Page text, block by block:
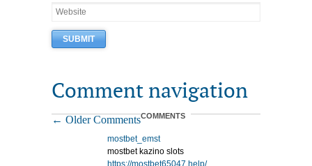
Comment navigation
← Older CommentsCOMMENTS
mostbet_emst
mostbet kazino slots
https://mostbet65047.help/